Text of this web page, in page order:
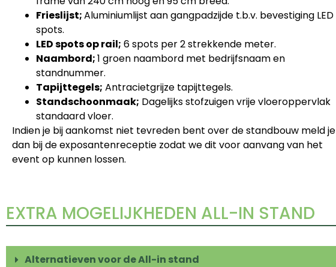
Frieslijst;Aluminiumlijst aan gangpadzijde t.b.v. bevestiging LED
spots.
LED spots op rail; 6 spots per 2 strekkende meter.
Naambord;1 groen naambord met bedrijfsnaam en
standnummer.
Tapijttegels; Antracietgrijze tapijttegels.
Standschoonmaak; Dagelijks stofzuigen vrije vloeroppervlak
standaard vloer.
Indien je bij aankomst niet tevreden bent over de standbouw meld je
dan bij de exposantenreceptie zodat we dit voor aanvang van het
event op kunnen lossen.
EXTRA MOGELIJKHEDEN ALL-IN STAND
Alternatieven voor de All-in stand